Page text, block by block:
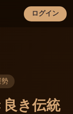
ログイン
×
勢
き伝統